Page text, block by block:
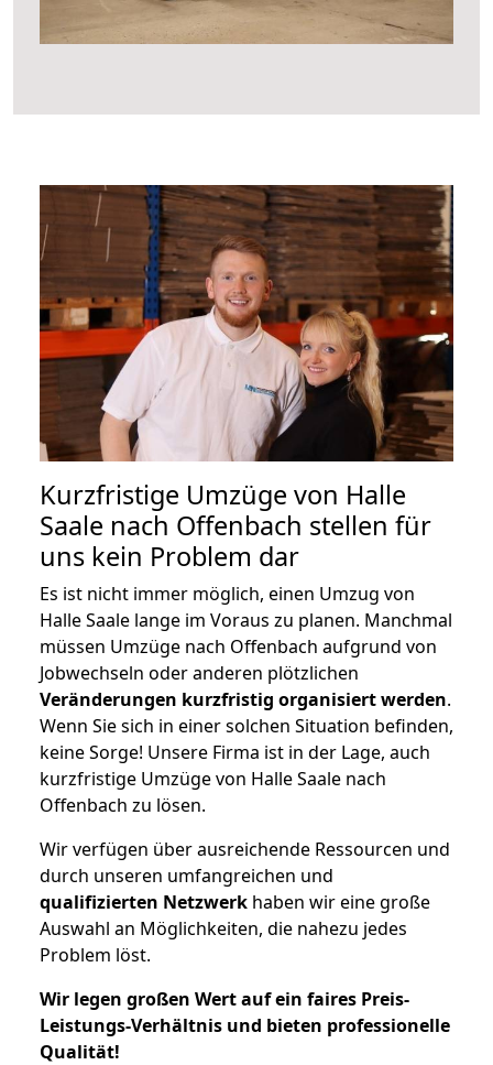
Kurzfristige Umzüge von Halle
Saale nach Offenbach stellen für
uns kein Problem dar
Es ist nicht immer möglich, einen Umzug von
Halle Saale lange im Voraus zu planen. Manchmal
müssen Umzüge nach Offenbach aufgrund von
Jobwechseln oder anderen plötzlichen
Veränderungen kurzfristig organisiert werden.
Wenn Sie sich in einer solchen Situation befinden,
keine Sorge! Unsere Firma ist in der Lage, auch
kurzfristige Umzüge von Halle Saale nach
Offenbach zu lösen.
Wir verfügen über ausreichende Ressourcen und
durch unseren umfangreichen und
qualifizierten Netzwerk haben wir eine große
Auswahl an Möglichkeiten, die nahezu jedes
Problem löst.
Wir legen großen Wert auf ein faires Preis-
Leistungs-Verhältnis und bieten professionelle
Qualität!